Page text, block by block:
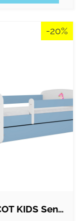
-20%
KOCOT KIDS Seng babydreams blå prinsesse…